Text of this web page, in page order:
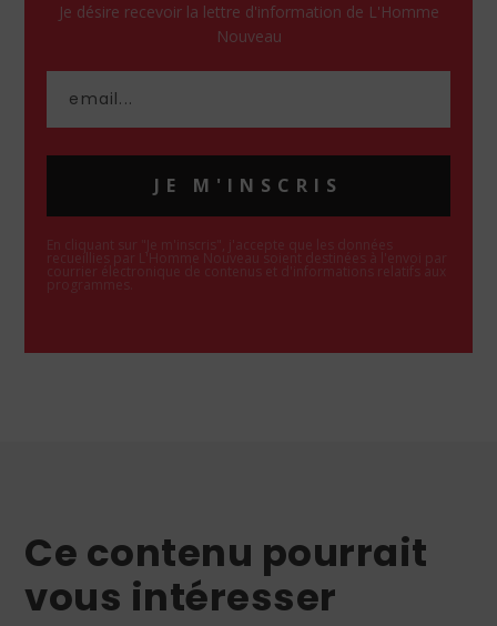
Je désire recevoir la lettre d'information de L'Homme
Nouveau
JE M'INSCRIS
En cliquant sur "Je m'inscris", j'accepte que les données
recueillies par L'Homme Nouveau soient destinées à l'envoi par
courrier électronique de contenus et d'informations relatifs aux
programmes.
Ce contenu pourrait
vous intéresser